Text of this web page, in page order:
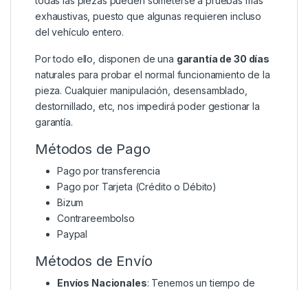
exhaustivas, puesto que algunas requieren incluso
del vehículo entero.
Por todo ello, disponen de una garantía de 30 días
naturales para probar el normal funcionamiento de la
pieza. Cualquier manipulación, desensamblado,
destornillado, etc, nos impedirá poder gestionar la
garantía.
Métodos de Pago
Pago por transferencia
Pago por Tarjeta (Crédito o Débito)
Bizum
Contrareembolso
Paypal
Métodos de Envío
Envíos Nacionales: Tenemos un tiempo de